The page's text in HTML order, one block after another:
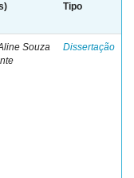
Tipo
Souza
Dissertação